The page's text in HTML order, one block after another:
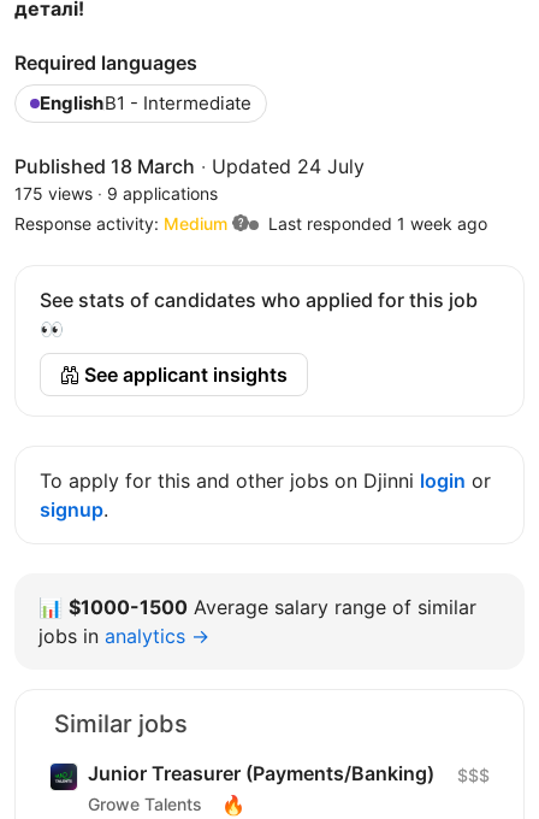
деталі!
Required languages
EnglishB1 - Intermediate
Published 18 March · Updated 24 July
175 views · 9 applications
Response activity: Medium Last responded 1 week ago
See stats of candidates who applied for this job
👀
See applicant insights
To apply for this and other jobs on Djinni login or
signup.
📊 $1000-1500 Average salary range of similar
jobs in analytics →
Similar jobs
Junior Treasurer (Payments/Banking)
Growe Talents 🔥
$$$